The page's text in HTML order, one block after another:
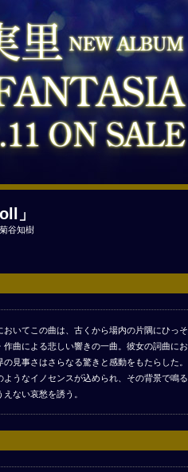
」
谷知樹
おいてこの曲は、古くから場内の片隅にひ
作曲による悲しい響きの一曲。彼女の詞曲に
の見事さはさらなる驚きと感動をもたらした
ようなイノセンスが込められ、その背景で鳴
ない哀愁を誘う。